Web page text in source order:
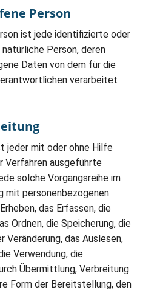
Person
ist jede identifizierte oder
Person, deren
Daten von dem für die
verarbeitet
jeder mit oder ohne Hilfe
Verfahren ausgeführte
solche Vorgangsreihe im
mit personenbezogenen
das Erfassen, die
Ordnen, die Speicherung, die
Veränderung, das Auslesen,
Verwendung, die
Übermittlung, Verbreitung
Form der Bereitstellung, den